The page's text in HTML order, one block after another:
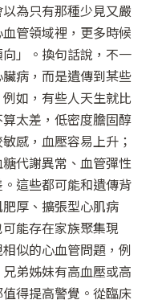
為只有那種少見又嚴
管領域裡，更多時候
」。換句話說，不一
病，而是遺傳到某些
如，有些人天生就比
太差，低密度膽固醇
感，血壓容易上升；
代謝異常、血管彈性
這些都可能和遺傳背
厚、擴張型心肌病
能存在家族聚集現
似的心血管問題，例
弟姊妹有高血壓或高
得提高警覺。從臨床